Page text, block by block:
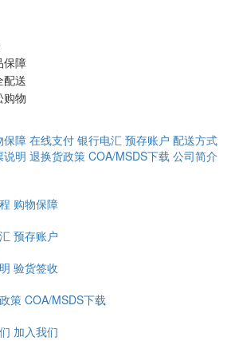
保障
配送
购物
保障 在线支付 银行电汇 预存账户 配送方式
说明 退换货政策 COA/MSDS下载 公司简介
购物保障
预存账户
验货签收
策 COA/MSDS下载
加入我们